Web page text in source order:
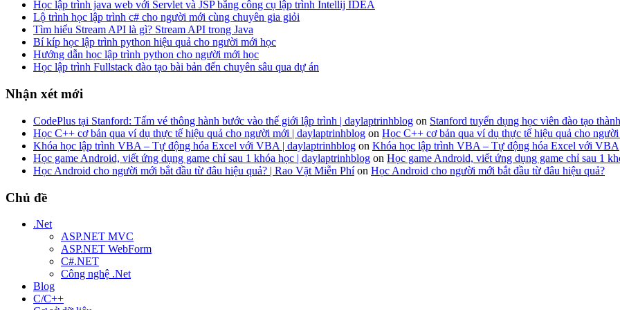
Học lập trình java web với Servlet và JSP bằng công cụ lập trình Intellij IDEA
Lộ trình học lập trình c# cho người mới cùng chuyên gia giỏi
Tìm hiểu Stream API là gì? Stream API trong Java
Bí kíp học lập trình python hiệu quả cho người mới học
Hướng dẫn học lập trình python cho người mới học
Học lập trình Fullstack đào tạo bài bản đến chuyên sâu qua dự án
Nhận xét mới
CodePlus tại Stanford: Tấm vé thông hành bước vào thế giới lập trình | daylaptrinhblog on Stanford tuyển dụng học viên đào tạo
Học C++ cơ bản qua ví dụ thực tế hiệu quả cho người mới | daylaptrinhblog on Học C++ cơ bản qua ví dụ thực tế hiệu quả cho
Khóa học lập trình VBA – Tự động hóa Excel với VBA | daylaptrinhblog on Khóa học lập trình VBA – Tự động hóa Excel với VBA
Học game Android, viết ứng dụng game chỉ sau 1 khóa học | daylaptrinhblog on Học game Android, viết ứng dụng game chỉ sau 1
Học Android cho người mới bắt đầu từ đâu hiệu quả? | Rao Vặt Miễn Phíon Học Android cho người mới bắt đầu từ đâu hiệu quả?
Chủ đề
.Net
ASP.NET MVC
ASP.NET WebForm
C#.NET
Công nghệ .Net
Blog
C/C++